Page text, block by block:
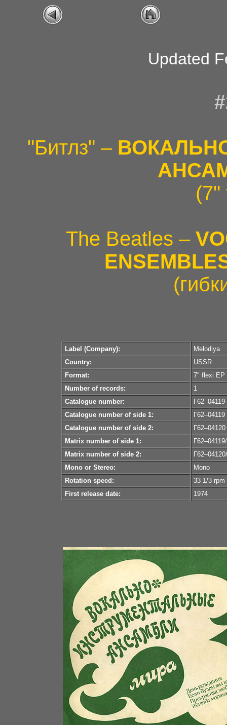
Updated
"Битлз" –
(7"
The Beatles –
Label (Company):
Melodiya
Country:
USSR
Format:
7" flexi EP
Number of records:
1
Catalogue number:
Catalogue number of side 1:
Г62–04119
Catalogue number of side 2:
Г62–04120
Matrix number of side 1:
Matrix number of side 2:
Mono or Stereo:
Mono
Rotation speed:
33 1/3 rpm
First release date:
1974